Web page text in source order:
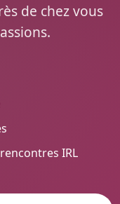
de chez vous
IRL